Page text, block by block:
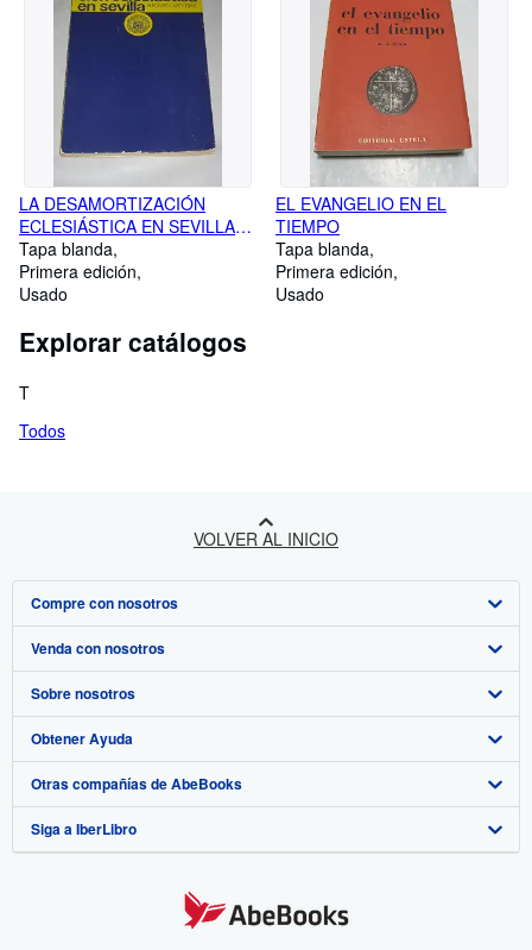
LA DESAMORTIZACIÓN
ECLESIÁSTICA EN SEVILLA
(1835-1845)
Tapa blanda
Primera edición
Usado
EL EVANGELIO EN EL
TIEMPO
Tapa blanda
Primera edición
Usado
Explorar catálogos
T
Todos
VOLVER AL INICIO
Compre con nosotros
Búsqueda avanzada
Colecciones
Mi cuenta
Mis pedidos
Ver carrito
Venda con nosotros
Comenzar a vender
Únase a nuestro programa de afiliados
Recomiende un vendedor
Sobre nosotros
Sobre IberLibro
Medios
Empleo
Preferencias de cookies
Obtener Ayuda
Preguntas frecuentes y guías
Atención al Cliente
Otras compañías de AbeBooks
AbeBooks.com
Siga a IberLibro